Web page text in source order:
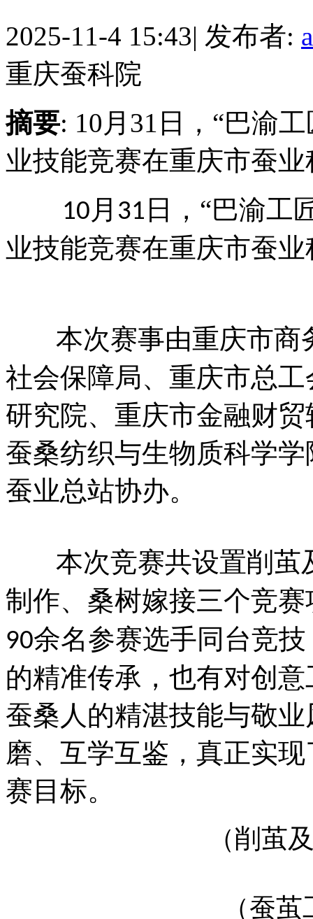
2025-11-4 15:43| 发布者:
重庆蚕科院
摘要: 10月31日，“巴渝
业技能竞赛在重庆市蚕
10 月 31 日，“巴渝工
业技能竞赛在重庆市蚕
本次赛事由重庆市商
社会保障局、重庆市总
研究院、重庆市金融财
蚕桑纺织与生物质科学
蚕业总站协办。
本次竞赛共设置削茧
制作、桑树嫁接三个竞
90余名参赛选手同台竞
的精准传承，也有对创
蚕桑人的精湛技能与敬
磨、互学互鉴，真正实
赛目标。
（削茧及蚕茧
（蚕